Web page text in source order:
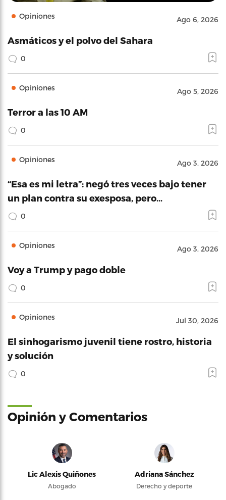
Opiniones Ago 6, 2026
Asmáticos y el polvo del Sahara
0
Opiniones Ago 5, 2026
Terror a las 10 AM
0
Opiniones Ago 3, 2026
“Esa es mi letra”: negó tres veces bajo tener
un plan contra su exesposa, pero…
0
Opiniones Ago 3, 2026
Voy a Trump y pago doble
0
Opiniones Jul 30, 2026
El sinhogarismo juvenil tiene rostro, historia
y solución
0
Opinión y Comentarios
Lic Alexis Quiñones
Abogado
Adriana Sánchez
Derecho y deporte